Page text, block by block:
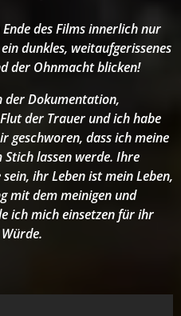
des Films innerlich nur
dunkles, weitaufgerissenes
der Ohnmacht blicken!
der Dokumentation,
der Trauer und ich habe
geschworen, dass ich meine
lassen werde. Ihre
ihr Leben ist mein Leben,
mit dem meinigen und
ich mich einsetzen für ihr